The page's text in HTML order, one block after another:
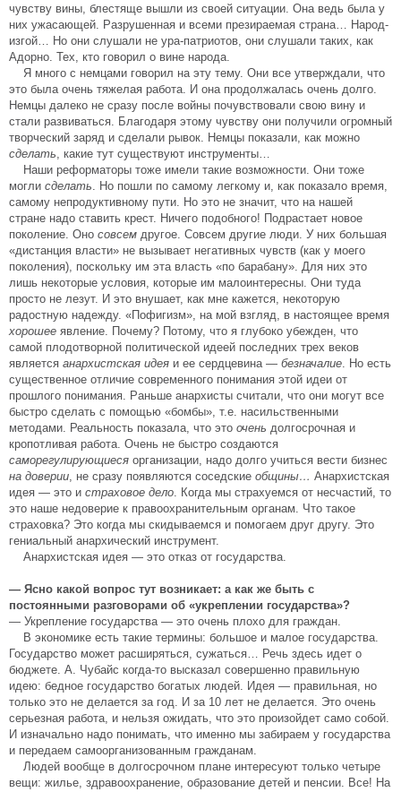
чувству вины, блестяще вышли из своей ситуации. Она ведь была у
них ужасающей. Разрушенная и всеми презираемая страна… Народ-
изгой… Но они слушали не ура-патриотов, они слушали таких, как
Адорно. Тех, кто говорил о вине народа.
Я много с немцами говорил на эту тему. Они все утверждали, что
это была очень тяжелая работа. И она продолжалась очень долго.
Немцы далеко не сразу после войны почувствовали свою вину и
стали развиваться. Благодаря этому чувству они получили огромный
творческий заряд и сделали рывок. Немцы показали, как можно
сделать, какие тут существуют инструменты…
Наши реформаторы тоже имели такие возможности. Они тоже
могли сделать. Но пошли по самому легкому и, как показало время,
самому непродуктивному пути. Но это не значит, что на нашей
стране надо ставить крест. Ничего подобного! Подрастает новое
поколение. Оно совсем другое. Совсем другие люди. У них большая
«дистанция власти» не вызывает негативных чувств (как у моего
поколения), поскольку им эта власть «по барабану». Для них это
лишь некоторые условия, которые им малоинтересны. Они туда
просто не лезут. И это внушает, как мне кажется, некоторую
радостную надежду. «Пофигизм», на мой взгляд, в настоящее время
хорошее явление. Почему? Потому, что я глубоко убежден, что
самой плодотворной политической идеей последних трех веков
является анархистская идея и ее сердцевина — безначалие. Но есть
существенное отличие современного понимания этой идеи от
прошлого понимания. Раньше анархисты считали, что они могут все
быстро сделать с помощью «бомбы», т.е. насильственными
методами. Реальность показала, что это очень долгосрочная и
кропотливая работа. Очень не быстро создаются
саморегулирующиеся организации, надо долго учиться вести бизнес
на доверии, не сразу появляются соседские общины… Анархистская
идея — это и страховое дело. Когда мы страхуемся от несчастий, то
это наше недоверие к правоохранительным органам. Что такое
страховка? Это когда мы скидываемся и помогаем друг другу. Это
гениальный анархический инструмент.
Анархистская идея — это отказ от государства.
— Ясно какой вопрос тут возникает: а как же быть с
постоянными разговорами об «укреплении государства»?
— Укрепление государства — это очень плохо для граждан.
В экономике есть такие термины: большое и малое государства.
Государство может расширяться, сужаться… Речь здесь идет о
бюджете. А. Чубайс когда-то высказал совершенно правильную
идею: бедное государство богатых людей. Идея — правильная, но
только это не делается за год. И за 10 лет не делается. Это очень
серьезная работа, и нельзя ожидать, что это произойдет само собой.
И изначально надо понимать, что именно мы забираем у государства
и передаем самоорганизованным гражданам.
Людей вообще в долгосрочном плане интересуют только четыре
вещи: жилье, здравоохранение, образование детей и пенсии. Все! На